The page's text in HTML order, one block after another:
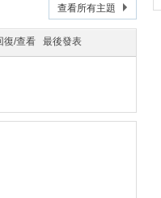
查看所有主題
復/查看 最後發表